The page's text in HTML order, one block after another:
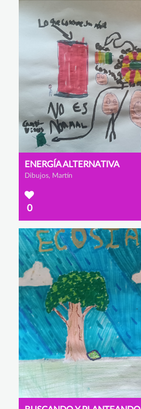
ENERGÍA ALTERNATIVA
Dibujos, Martín
0